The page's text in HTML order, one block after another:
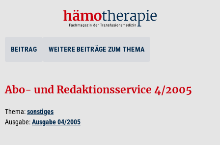
BEITRAG WEITERE BEITRÄGE ZUM THEMA
Abo- und Redaktionsservice 4/2005
Thema:sonstiges
Ausgabe:Ausgabe 04/2005